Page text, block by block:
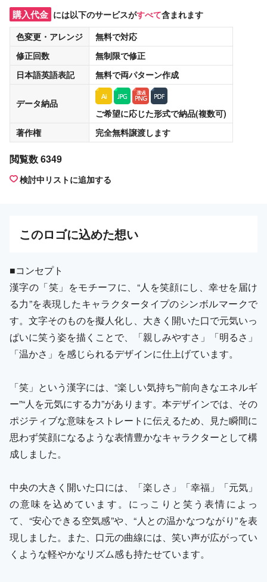
購入代金 には以下のサービスがすべて含まれます
色変更・アレンジ
無料で対応
修正回数
無制限で修正
日本語英語表記
無料で両パターン作成
データ納品
ご希望に応じた形式で納品(複数可)
著作権
完全無料譲渡します
閲覧数 6349
検討中リストに追加する
このロゴに込めた想い
■コンセプト
漢字の「笑」をモチーフに、“人を笑顔にし、幸せを届け
る力”を表現したキャラクタータイプのシンボルマークで
す。文字そのものを擬人化し、大きく開いた口で元気いっ
ぱいに笑う姿を描くことで、「親しみやすさ」「明るさ」
「温かさ」を感じられるデザインに仕上げています。
「笑」という漢字には、“楽しい気持ち”“前向きなエネルギ
ー”“人を元気にする力”があります。本デザインでは、その
ポジティブな意味をストレートに伝えるため、見た瞬間に
思わず笑顔になるような表情豊かなキャラクターとして構
成しました。
中央の大きく開いた口には、「楽しさ」「幸福」「元気」
の意味を込めています。にっこりと笑う表情によっ
て、“安心できる空気感”や、“人との温かなつながり”を表
現しました。また、口元の曲線には、笑い声が広がってい
くような軽やかなリズム感も持たせています。